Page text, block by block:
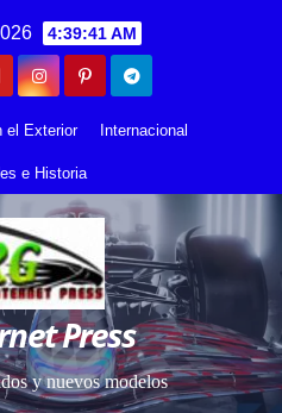
4:39:42 AM
el Exterior Internacional
e Historia
Press
y nuevos modelos